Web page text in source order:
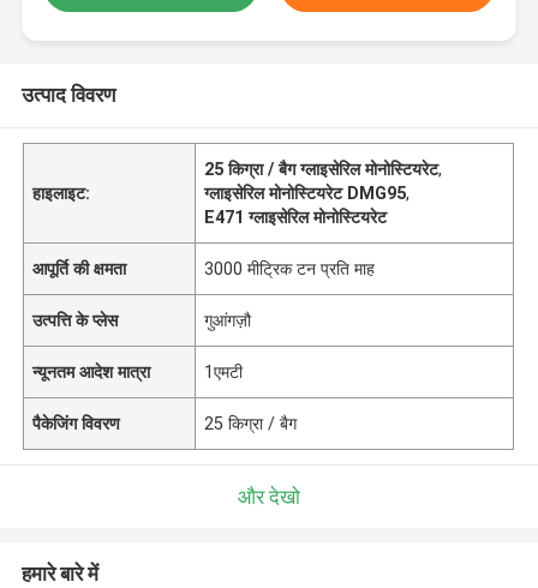
उत्पाद विवरण
हाइलाइट:
25 किग्रा / बैग ग्लाइसेरिल मोनोस्टियरेट,
ग्लाइसेरिल मोनोस्टियरेट DMG95,
E471 ग्लाइसेरिल मोनोस्टियरेट
आपूर्ति की क्षमता 3000 मीट्रिक टन प्रति माह
उत्पत्ति के प्लेस गुआंगज़ौ
न्यूनतम आदेश मात्रा 1एमटी
पैकेजिंग विवरण 25 किग्रा / बैग
और देखो
हमारे बारे में